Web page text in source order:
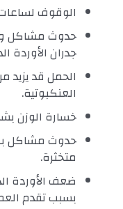
الوقوف
حدوث مشاكل
جدران الأوردة
الحمل قد يزيد
العنكبوتية.
خسارة الوزن
حدوث مشاكل
متخثرة.
ضعف الأوردة
بسبب تقدم